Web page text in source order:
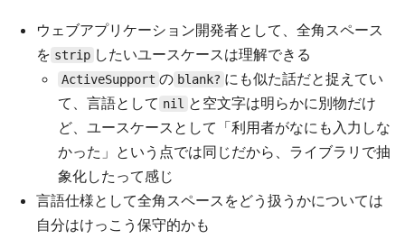
ウェブアプリケーション開発者として、全角スペース
を strip したいユースケースは理解できる
ActiveSupport の blank? にも似た話だと捉えてい
て、言語として nil と空文字は明らかに別物だけ
ど、ユースケースとして「利用者がなにも入力しな
かった」という点では同じだから、ライブラリで抽
象化したって感じ
言語仕様として全角スペースをどう扱うかについては
自分はけっこう保守的かも